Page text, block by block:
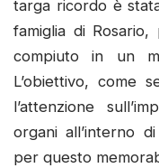
targa ricordo è
famiglia di Rosario,
compiuto in un
L’obiettivo, come
l’attenzione
organi all’interno
per questo